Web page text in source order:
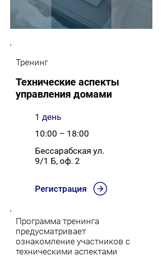
Тренинг
Технические аспекты
управления домами
Регистрация
1 день
10:00 – 18:00
Бессарабская ул.
9/1 Б, оф. 2
Программа тренинга
предусматривает
ознакомление участников с
техническими аспектами